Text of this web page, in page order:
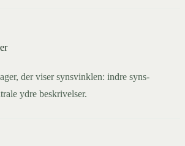
der viser synsvinklen: indre syns-
ydre beskrivelser.